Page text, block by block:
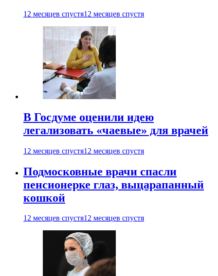
12 месяцев спустя12 месяцев спустя
В Госдуме оценили идею
легализовать «чаевые» для врачей
12 месяцев спустя12 месяцев спустя
Подмосковные врачи спасли
пенсионерке глаз, выцарапанный
кошкой
12 месяцев спустя12 месяцев спустя